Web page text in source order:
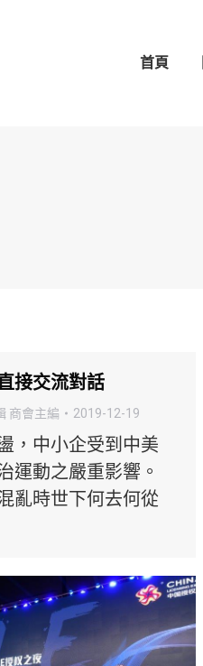
首頁
接交流對話
商會主編 2019-12-19
，中小企受到中美
運動之嚴重影響。
亂時世下何去何從